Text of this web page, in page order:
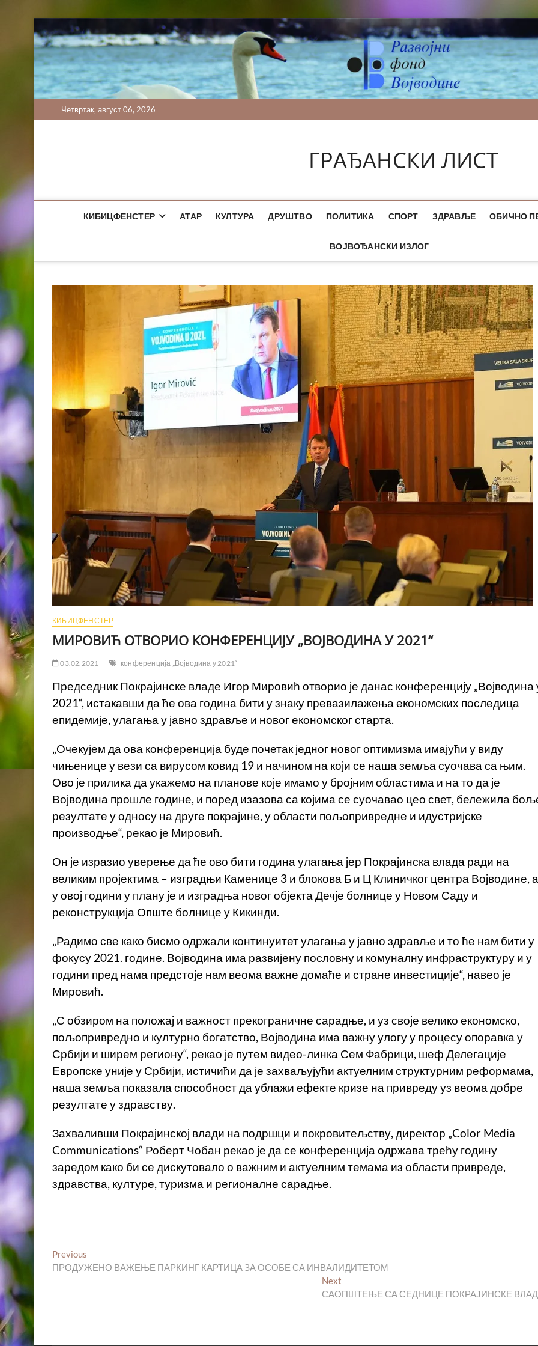
to
content
Четвртак, август 06, 2026
ГРАЂАНСКИ ЛИСТ
КИБИЦФЕНСТЕР АТАР КУЛТУРА ДРУШТВО ПОЛИТИКА СПОРТ ЗДРАВЉЕ ОБИЧНО
ВОЈВОЂАНСКИ ИЗЛОГ
КИБИЦФЕНСТЕР
МИРОВИЋ ОТВОРИО КОНФЕРЕНЦИЈУ „ВОЈВОДИНА У 2021“
03.02.2021 конференција „Војводина у 2021“
Председник Покрајинске владе Игор Мировић отворио је данас конференцију „Војводина
2021“, истакавши да ће ова година бити у знаку превазилажења економских последица
епидемије, улагања у јавно здравље и новог економског старта.
„Очекујем да ова конференција буде почетак једног новог оптимизма имајући у виду
чињенице у вези са вирусом ковид 19 и начином на који се наша земља суочава са њим.
Ово је прилика да укажемо на планове које имамо у бројним областима и на то да је
Војводина прошле године, и поред изазова са којима се суочавао цео свет, бележила
резултате у односу на друге покрајине, у области пољопривредне и идустријске
производње“, рекао је Мировић.
Он је изразио уверење да ће ово бити година улагања јер Покрајинска влада ради на
великим пројектима – изградњи Каменице 3 и блокова Б и Ц Клиничког центра Војводине, а
у овој години у плану је и изградња новог објекта Дечје болнице у Новом Саду и
реконструкција Опште болнице у Кикинди.
„Радимо све како бисмо одржали континуитет улагања у јавно здравље и то ће нам бити у
фокусу 2021. године. Војводина има развијену пословну и комуналну инфраструктуру и у
години пред нама предстоје нам веома важне домаће и стране инвестиције“, навео је
Мировић.
„С обзиром на положај и важност прекограничне сарадње, и уз своје велико економско,
пољопривредно и културно богатство, Војводина има важну улогу у процесу опоравка у
Србији и ширем региону“, рекао је путем видео-линка Сем Фабрици, шеф Делегације
Европске уније у Србији, истичићи да је захваљујући актуелним структурним реформама,
наша земља показала способност да ублажи ефекте кризе на привреду уз веома добре
резултате у здравству.
Захваливши Покрајинској влади на подршци и покровитељству, директор „Color Media
Communications“ Роберт Чобан рекао је да се конференција одржава трећу годину
заредом како би се дискутовало о важним и актуелним темама из области привреде,
здравства, културе, туризма и регионалне сарадње.
Кретање
чланка
Previous
post:
ПРОДУЖЕНО ВАЖЕЊЕ ПАРКИНГ КАРТИЦА ЗА ОСОБЕ СА ИНВАЛИДИТЕТОМ
Next
post:
САОПШТЕЊЕ СА СЕДНИЦЕ ПОКРАЈИНСКЕ